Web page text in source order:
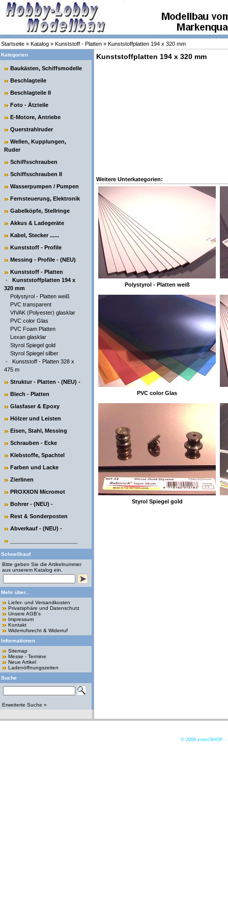
Startseite » Katalog » Kunststoff - Platten » Kunststoffplatten 194 x 320 mm
Kategorien
Baukästen, Schiffsmodelle
Beschlagteile
Beschlagteile II
Foto - Ätzteile
E-Motore, Antriebe
Querstrahlruder
Wellen, Kupplungen,
Ruder
Schiffsschrauben
Schiffsschrauben II
Wasserpumpen / Pumpen
Fernsteuerung, Elektronik
Gabelköpfe, Stellringe
Akkus & Ladegeräte
Kabel, Stecker ......
Kunststoff - Profile
Messing - Profile - (NEU)
Kunststoff - Platten
- Kunststoffplatten 194 x
320 mm
Polystyrol - Platten weiß
PVC transparent
VIVAK (Polyester) glasklar
PVC color Glas
PVC Foam Platten
Lexan glasklar
Styrol Spiegel gold
Styrol Spiegel silber
- Kunststoff - Platten 328 x
475 m
Struktur - Platten - (NEU) -
Blech - Platten
Glasfaser & Epoxy
Hölzer und Leisten
Eisen, Stahl, Messing
Schrauben - Ecke
Klebstoffe, Spachtel
Farben und Lacke
Zierlinen
PROXXON Micromot
Bohrer - (NEU) -
Rest & Sonderposten
Abverkauf - (NEU) -
Schnellkauf
Bitte geben Sie die Artikelnummer
aus unserem Katalog ein.
Mehr über...
Liefer- und Versandkosten
Privatsphäre und Datenschutz
Unsere AGB's
Impressum
Kontakt
Widerrufsrecht & Widerruf
Informationen
Sitemap
Messe - Termine
Neue Artikel
Ladenöffnungszeiten
Suche
Erweiterte Suche »
Kunststoffplatten 194 x 320 mm
Weitere Unterkategorien:
Polystyrol - Platten weiß
PVC color Glas
Styrol Spiegel gold
© 2006 xoomSHOP. -